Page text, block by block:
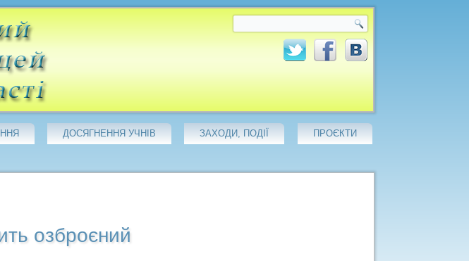
ДОСЯГНЕННЯ УЧНІВ ЗАХОДИ, ПОДІЇ
ПРОЄКТИ
озброєний